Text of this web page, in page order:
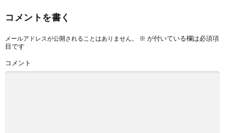
コメントを書く
メールアドレスが公開されることはありません。 ※ が付いている欄は必須項
目です
コメント